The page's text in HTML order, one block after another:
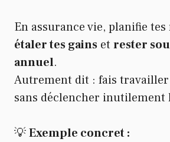
En assurance vie, planifie
étaler tes gains et rester
annuel.
Autrement dit : fais
sans déclencher inutilement
💡Exemple concret :